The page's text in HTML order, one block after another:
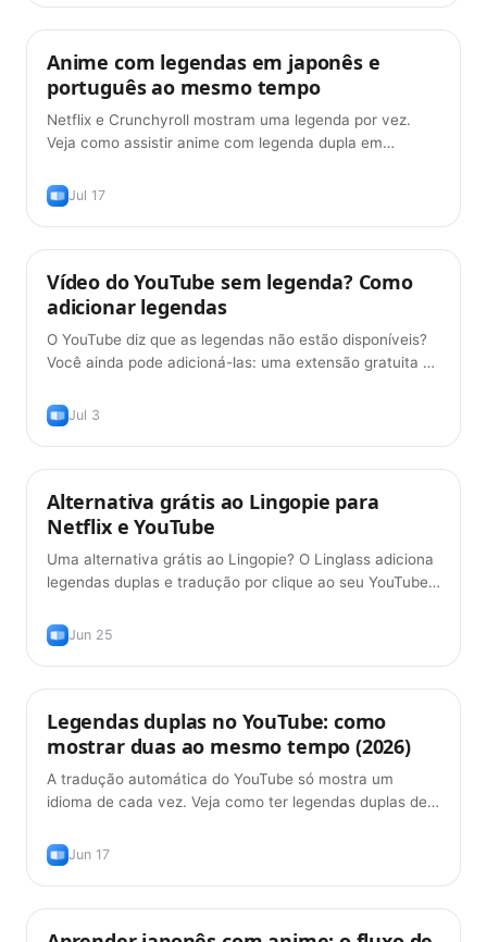
Dicas
Anime com legendas em japonês e
português ao mesmo tempo
Netflix e Crunchyroll mostram uma legenda por vez.
Veja como assistir anime com legenda dupla em
Jul 17
Dicas
Vídeo do YouTube sem legenda? Como
adicionar legendas
O YouTube diz que as legendas não estão disponíveis?
Você ainda pode adicioná-las: uma extensão gratuita as
Jul 3
Dicas
Alternativa grátis ao Lingopie para
Netflix e YouTube
Uma alternativa grátis ao Lingopie? O Linglass adiciona
legendas duplas e tradução por clique ao seu YouTube
Jun 25
Dicas
Legendas duplas no YouTube: como
mostrar duas ao mesmo tempo (2026)
A tradução automática do YouTube só mostra um
idioma de cada vez. Veja como ter legendas duplas de
em 2026.
Jun 17
Métodos de Aprendizado